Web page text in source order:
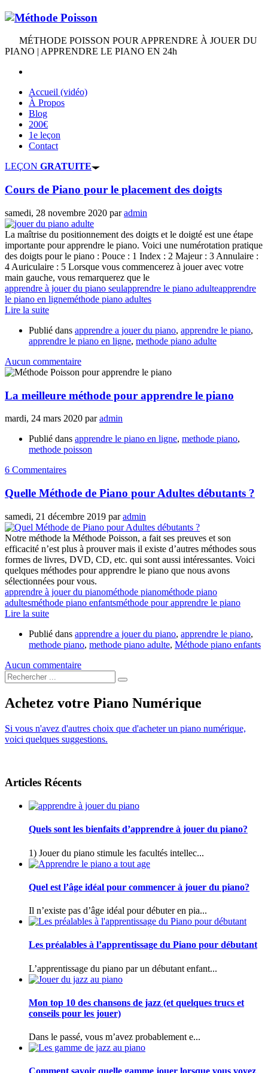
MÉTHODE POISSON POUR APPRENDRE À JOUER DU
PIANO | APPRENDRE LE PIANO EN 24h
Accueil (vidéo)
À Propos
Blog
200€
1e leçon
Contact
LEÇON GRATUITE
Cours de Piano pour le placement des doigts
samedi, 28 novembre 2020 paradmin
La maîtrise du positionnement des doigts et le doigté est une étape
importante pour apprendre le piano. Voici une numérotation pratique
des doigts pour le piano : Pouce : 1 Index : 2 Majeur : 3 Annulaire :
4 Auriculaire : 5 Lorsque vous commencerez à jouer avec votre
main gauche, vous remarquerez que le
apprendre à jouer du piano seulapprendre le piano adulteapprendre
le piano en ligneméthode piano adultes
Lire la suite
Publié dans apprendre a jouer du piano, apprendre le piano,
apprendre le piano en ligne, methode piano adulte
Aucun commentaire
La meilleure méthode pour apprendre le piano
mardi, 24 mars 2020 paradmin
Publié dans apprendre le piano en ligne, methode piano,
methode poisson
6 Commentaires
Quelle Méthode de Piano pour Adultes débutants ?
samedi, 21 décembre 2019 paradmin
Notre méthode la Méthode Poisson, a fait ses preuves et son
efficacité n’est plus à prouver mais il existe d’autres méthodes sous
formes de livres, DVD, CD, etc. qui sont aussi intéressantes. Voici
quelques méthodes pour apprendre le piano que nous avons
sélectionnées pour vous.
apprendre à jouer du pianométhode pianométhode piano
adultesméthode piano enfantsméthode pour apprendre le piano
Lire la suite
Publié dans apprendre a jouer du piano, apprendre le piano,
methode piano, methode piano adulte, Méthode piano enfants
Aucun commentaire
Achetez votre Piano Numérique
Si vous n'avez d'autres choix que d'acheter un piano numérique,
voici quelques suggestions.
Articles Récents
Quels sont les bienfaits d’apprendre à jouer du piano?
1) Jouer du piano stimule les facultés intellec...
Quel est l’âge idéal pour commencer à jouer du piano?
Il n’existe pas d’âge idéal pour débuter en pia...
Les préalables à l’apprentissage du Piano pour débutant
L’apprentissage du piano par un débutant enfant...
Mon top 10 des chansons de jazz (et quelques trucs et
conseils pour les jouer)
Dans le passé, vous m’avez probablement e...